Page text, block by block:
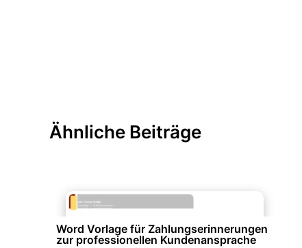
Ähnliche Beiträge
Word Vorlage für Zahlungserinnerungen
zur professionellen Kundenansprache